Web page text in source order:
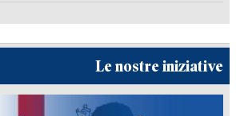
Le nostre iniziative